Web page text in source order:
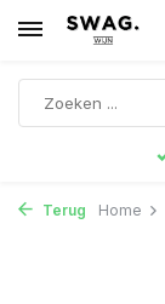
Terug Home